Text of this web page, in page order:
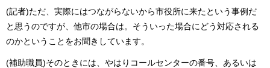
(記者)ただ、実際にはつながらないから市役所に来たという事例だ
と思うのですが、他市の場合は。そういった場合にどう対応される
のかということをお聞きしています。
(補助職員)そのときには、やはりコールセンターの番号、あるいは